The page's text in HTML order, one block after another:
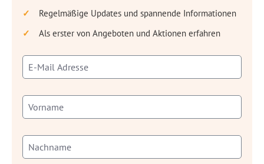
Regelmäßige Updates und spannende Informationen
Als erster von Angeboten und Aktionen erfahren